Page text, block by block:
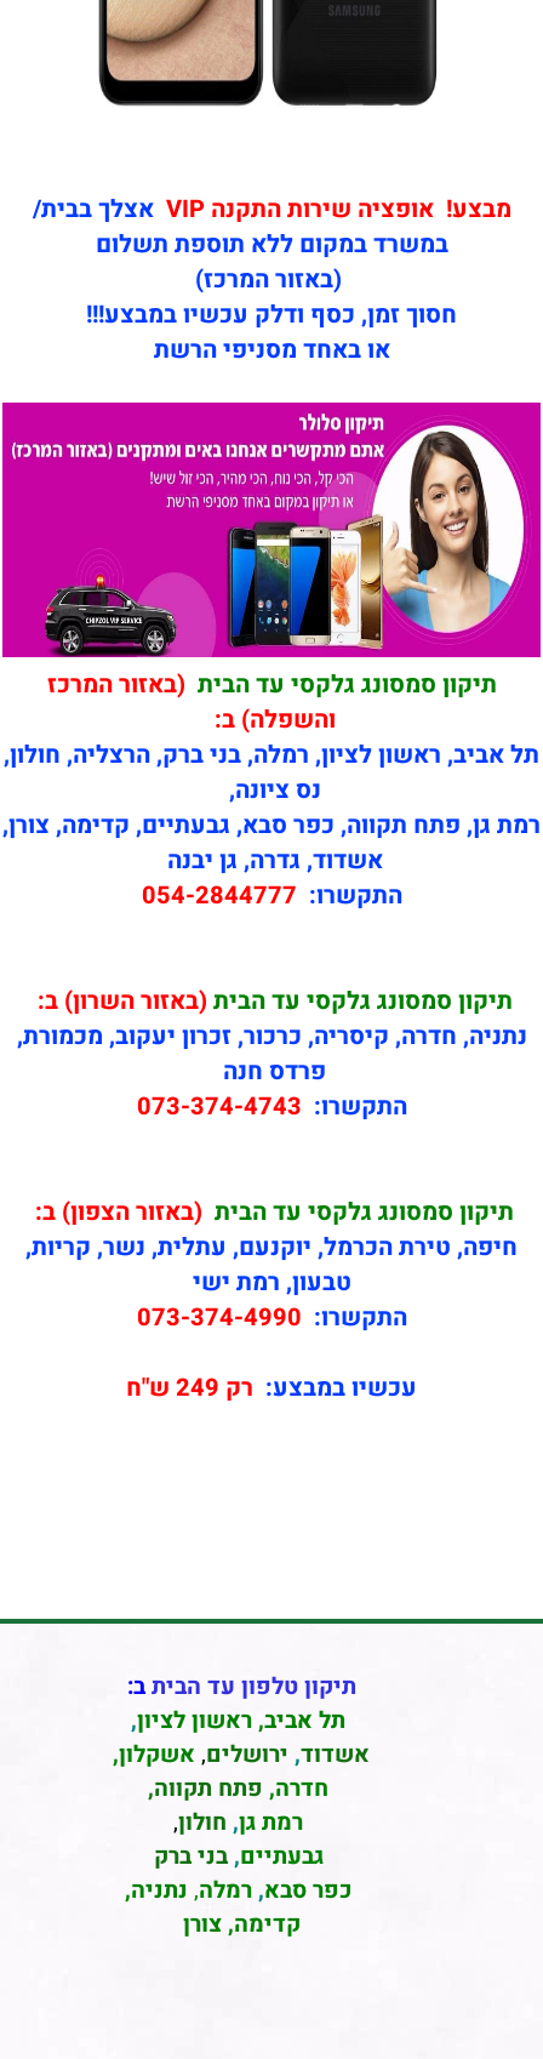
מבצע! אופציה שירות התקנה VIP
אצלך בבית/
במשרד במקום ללא תוספת תשלום
(באזור המרכז)
חסוך זמן, כסף ודלק עכשיו במבצע!!!
או באחד מסניפי הרשת
תיקון סמסונג גלקסי עד הבית (באזור המרכז
והשפלה) ב:
תל אביב, ראשון לציון, רמלה, בני ברק, הרצליה, חולון,
נס ציונה,
רמת גן, פתח תקווה, כפר סבא, גבעתיים, קדימה, צורן,
אשדוד, גדרה, גן יבנה
התקשרו: 054-2844777
תיקון סמסונג גלקסי עד הבית (באזור השרון) ב:
נתניה, חדרה, קיסריה, כרכור, זכרון יעקוב, מכמורת,
פרדס חנה
התקשרו: 073-374-4743
תיקון סמסונג גלקסי עד הבית (באזור הצפון) ב:
חיפה, טירת הכרמל, יוקנעם, עתלית, נשר, קריות,
טבעון, רמת ישי
התקשרו: 073-374-4990
עכשיו במבצע: רק 249 ש"ח
תיקון טלפון עד הביתב:
תל אביב,ראשון לציון,
אשדוד, ירושלים, אשקלון,
חדרה, פתח תקווה,
רמת גן, חולון,
גבעתיים,בני ברק
כפר סבא,רמלה, נתניה,
קדימה, צורן